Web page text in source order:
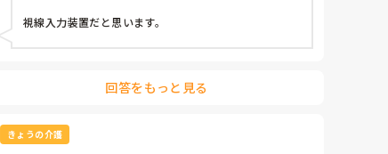
視線入力装置だと思います。
回答をもっと見る
きょうの介護